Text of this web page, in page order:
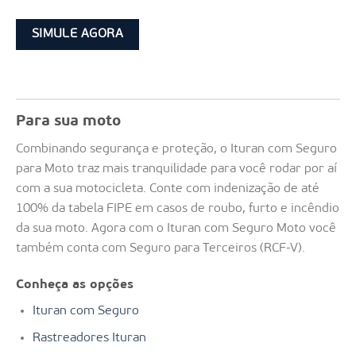
SIMULE AGORA
Para sua moto
Combinando segurança e proteção, o Ituran com Seguro
para Moto traz mais tranquilidade para você rodar por aí
com a sua motocicleta. Conte com indenização de até
100% da tabela FIPE em casos de roubo, furto e incêndio
da sua moto. Agora com o Ituran com Seguro Moto você
também conta com Seguro para Terceiros (RCF-V).
Conheça as opções
Ituran com Seguro
Rastreadores Ituran